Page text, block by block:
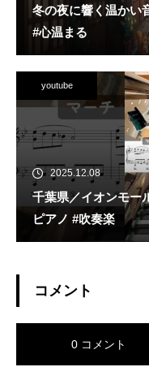
冬の夜に響く温かい
#心温まる
youtube
2025.12.08
千葉県／イオンモー
ピアノ #吹奏楽
コメント
0 コメント